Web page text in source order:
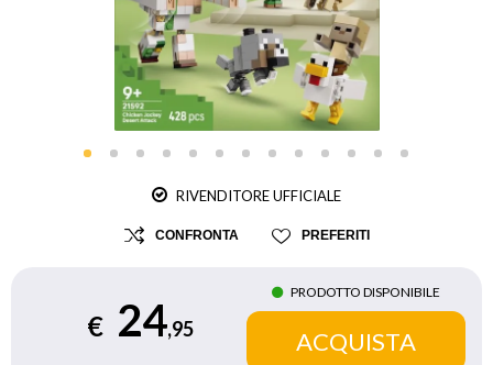
RIVENDITORE UFFICIALE
CONFRONTA PREFERITI
€ 24,95
PRODOTTO DISPONIBILE